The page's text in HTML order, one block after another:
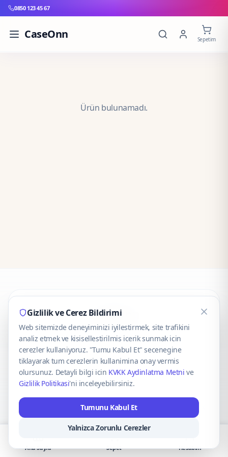
0850 123 45 67
CaseOnn Sepetim
Ürün bulunamadı.
CaseOnn
© 2025 CaseOnn. Tüm hakları saklıdır.
VISA Mastercard
Gizlilik ve Cerez Bildirimi
Web sitemizde deneyiminizi iyilestirmek, site trafikini
analiz etmek ve kisisellestirilmis icerik sunmak icin
cerezler kullaniyoruz. "Tumu Kabul Et" secenegine
tiklayarak tum cerezlerin kullanimina onay vermis
olursunuz. Detayli bilgi icin KVKK Aydinlatma Metni ve
Gizlilik Politikasi'ni inceleyebilirsiniz.
Tumunu Kabul Et
Yalnizca Zorunlu Cerezler
Ana Sayfa Sepet Hesabım